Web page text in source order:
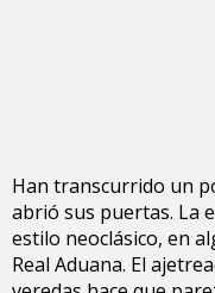
Han transcurrido un
abrió sus puertas. La
estilo neoclásico, en
Real Aduana. El